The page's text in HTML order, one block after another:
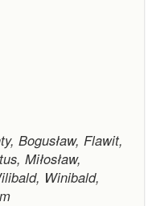
Bogusław, Flawit,
Miłosław,
Winibald,